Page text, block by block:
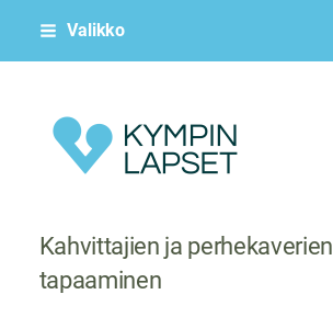
Siirry
Valikko
Kympin Lapset ry
Kahvittajien ja perhekaverien
tapaaminen